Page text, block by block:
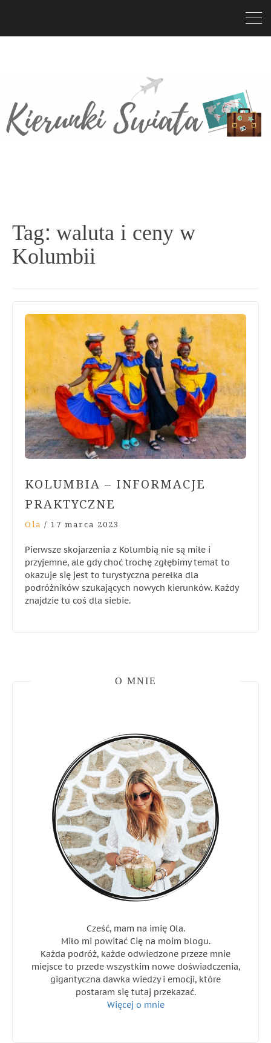
Tag:waluta i ceny w
Kolumbii
KOLUMBIA – INFORMACJE
PRAKTYCZNE
Ola / 17 marca 2023
Pierwsze skojarzenia z Kolumbią nie są miłe i
przyjemne, ale gdy choć trochę zgłębimy temat to
okazuje się jest to turystyczna perełka dla
podróżników szukających nowych kierunków. Każdy
znajdzie tu coś dla siebie.
O MNIE
Cześć, mam na imię Ola.
Miło mi powitać Cię na moim blogu.
Każda podróż, każde odwiedzone przeze mnie
miejsce to przede wszystkim nowe doświadczenia,
gigantyczna dawka wiedzy i emocji, które
postaram się tutaj przekazać.
Więcej o mnie